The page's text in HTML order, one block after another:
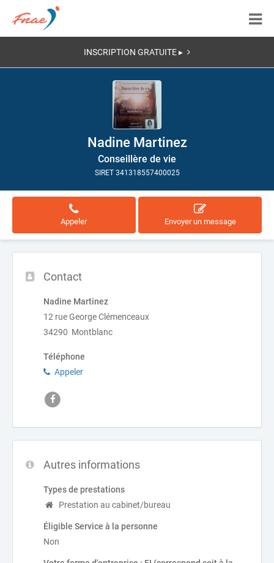
INSCRIPTION GRATUITE ▸
Nadine Martinez
Conseillère de vie
SIRET 341318557400025
Appeler Envoyer un message
Contact
Nadine Martinez
12 rue George Clémenceaux
34290 Montblanc
Téléphone
Appeler
Autres informations
Types de prestations
Prestation au cabinet/bureau
Éligible Service à la personne
Non